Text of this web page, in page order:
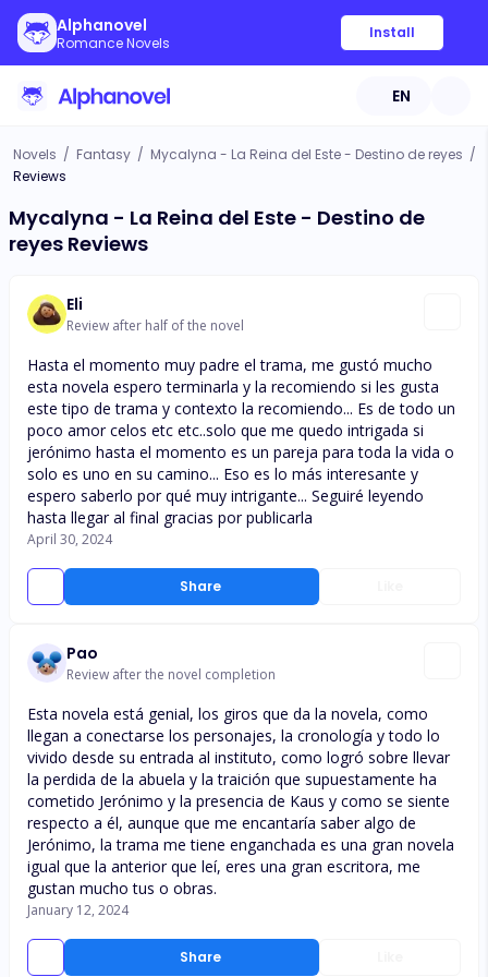
Alphanovel
Romance Novels
Install
EN
Novels / Fantasy / Mycalyna - La Reina del Este - Destino de reyes /
Reviews
Mycalyna - La Reina del Este - Destino de
reyes Reviews
Eli
Review after half of the novel
Share
Hasta el momento muy padre el trama, me gustó mucho
esta novela espero terminarla y la recomiendo si les gusta
este tipo de trama y contexto la recomiendo... Es de todo un
poco amor celos etc etc..solo que me quedo intrigada si
jerónimo hasta el momento es un pareja para toda la vida o
solo es uno en su camino... Eso es lo más interesante y
espero saberlo por qué muy intrigante... Seguiré leyendo
hasta llegar al final gracias por publicarla
April 30, 2024
Pao
Review after the novel completion
Share
Esta novela está genial, los giros que da la novela, como
llegan a conectarse los personajes, la cronología y todo lo
vivido desde su entrada al instituto, como logró sobre llevar
la perdida de la abuela y la traición que supuestamente ha
cometido Jerónimo y la presencia de Kaus y como se siente
respecto a él, aunque que me encantaría saber algo de
Jerónimo, la trama me tiene enganchada es una gran novela
igual que la anterior que leí, eres una gran escritora, me
gustan mucho tus o obras.
January 12, 2024